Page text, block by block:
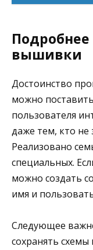
вышивки
Достоинство
можно
пользователя
даже тем, кто не
Реализовано
специальных.
можно создать
имя и
Следующее
сохранять